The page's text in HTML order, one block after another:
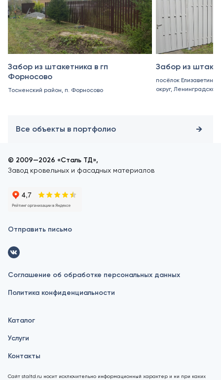
Забор из штакетника в гп
Форносово
Тосненский район, п. Форносово
Забор из
посёлок
округ, Ленинградская
Все объекты в портфолио
© 2009—2026 «Сталь ТД»,
Завод кровельных и фасадных материалов
Отправить письмо
Соглашение об обработке персональных данных
Политика конфиденциальности
Каталог
Услуги
Контакты
Сайт staltd.ru носит исключительно информационный характер и ни при каких